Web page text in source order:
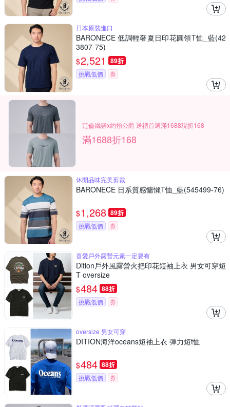
日本原裝進口
BARONECE 低調輕奢夏日印花圓領T恤_藍(42
3807-75)
$2,521 89折
挑戰低價 券
范倫鐵諾x約翰公爵 送禮首選滿1688現折168
滿1688折168
休閒品味完美剪裁
BARONECE 日系質感慵懶T恤_藍(545499-76)
$1,268 89折
挑戰低價 券
喜愛戶外露營元素一定要有
Dition戶外風露營火把印花短袖上衣 男女可穿短
T oversize
$484 88折
挑戰低價 券
oversize 男女可穿
DITION海洋oceans短袖上衣 彈力短t恤
$484 88折
挑戰低價 券